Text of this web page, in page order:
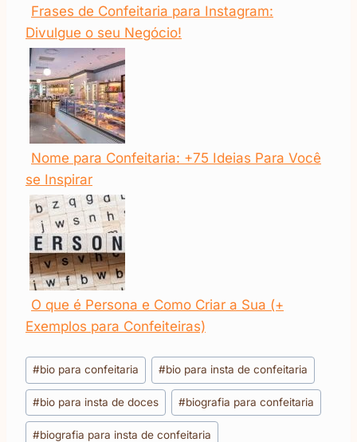
Frases de Confeitaria para Instagram:
Divulgue o seu Negócio!
Nome para Confeitaria: +75 Ideias Para Você
se Inspirar
O que é Persona e Como Criar a Sua (+
Exemplos para Confeiteiras)
Tags
do
Post:
#bio para confeitaria #bio para insta de confeitaria
#bio para insta de doces #biografia para confeitaria
#biografia para insta de confeitaria